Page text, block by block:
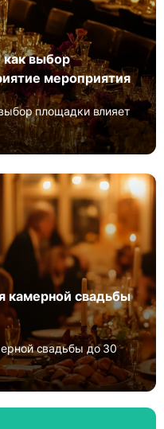
как выбор
мероприятия
площадки влияет
камерной свадьбы
свадьбы до 30